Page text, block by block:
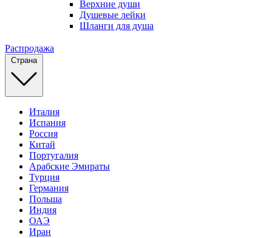
Верхние души
Душевые лейки
Шланги для душа
Распродажа
Страна
Италия
Испания
Россия
Китай
Португалия
Арабские Эмираты
Турция
Германия
Польша
Индия
ОАЭ
Иран